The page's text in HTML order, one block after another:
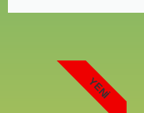
YENI